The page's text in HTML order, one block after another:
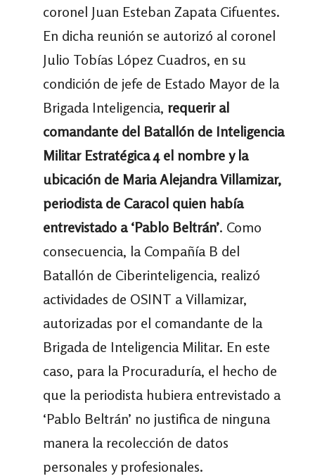
coronel Juan Esteban Zapata Cifuentes.
En dicha reunión se autorizó al coronel
Julio Tobías López Cuadros, en su
condición de jefe de Estado Mayor de la
Brigada Inteligencia, requerir al
comandante del Batallón de Inteligencia
Militar Estratégica 4 el nombre y la
ubicación de Maria Alejandra Villamizar,
periodista de Caracol quien había
entrevistado a ‘Pablo Beltrán’. Como
consecuencia, la Compañía B del
Batallón de Ciberinteligencia, realizó
actividades de OSINT a Villamizar,
autorizadas por el comandante de la
Brigada de Inteligencia Militar. En este
caso, para la Procuraduría, el hecho de
que la periodista hubiera entrevistado a
‘Pablo Beltrán’ no justifica de ninguna
manera la recolección de datos
personales y profesionales.